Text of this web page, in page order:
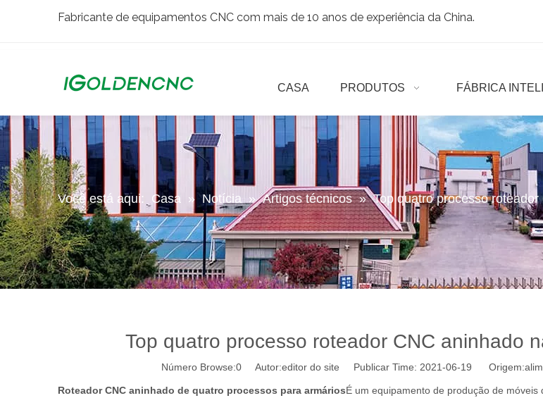
Fabricante de equipamentos CNC com mais de 10 anos de experiência da China.
CASA PRODUTOS FÁBRICA
Você está aqui: Casa » Notícia » Artigos técnicos » Top quatro processo
Top quatro processo roteador CNC aninhado
Número Browse:0 Autor:editor do site Publicar Time: 2021-06-19 Origem:
Roteador CNC aninhado de quatro processos para armáriosÉ um equipamento de produção de móveis